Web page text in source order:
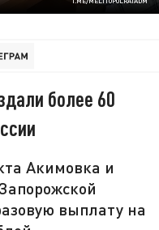
более 60
Акимовка и
выплату на